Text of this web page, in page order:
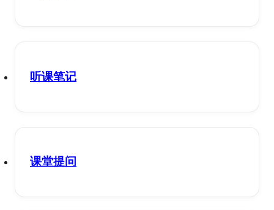
听课笔记
课堂提问